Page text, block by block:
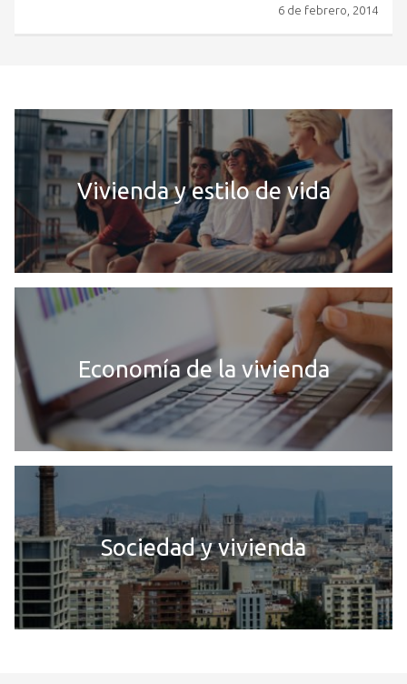
6 de febrero, 2014
Vivienda y estilo de vida
Economía de la vivienda
Sociedad y vivienda